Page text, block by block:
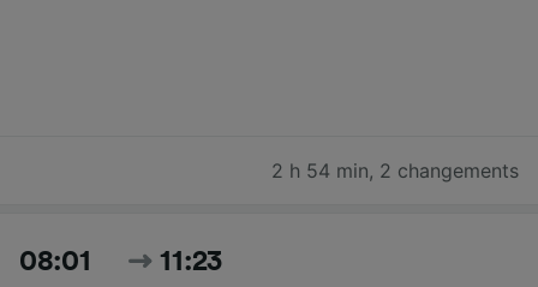
2 h 54 min, 2 changements
08:01 11:23